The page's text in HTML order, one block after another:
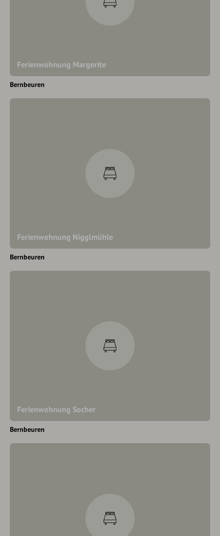
Ferienwohnung Margerite
Bernbeuren
Ferienwohnung Nigglmühle
Bernbeuren
Ferienwohnung Socher
Bernbeuren